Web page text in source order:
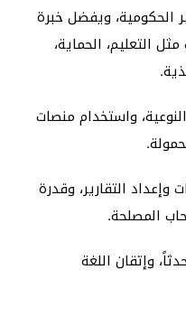
الحكومية، ويفضل خبرة
التعليم، الحماية،
واستخدام منصات
وإعداد التقارير، وقدرة
المصلحة.
وإتقان اللغة